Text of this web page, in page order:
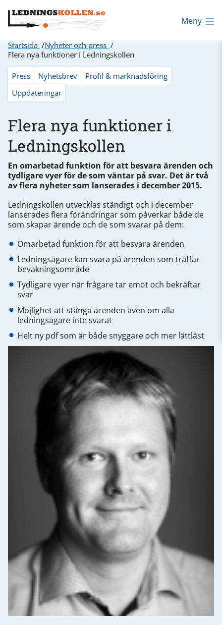
Meny
Startsida
Nyheter och press
Flera nya funktioner i Ledningskollen
Press Nyhetsbrev
Profil & marknadsföring
Uppdateringar
Flera nya funktioner i
Ledningskollen
En omarbetad funktion för att besvara ärenden och
tydligare vyer för de som väntar på svar. Det är två
av flera nyheter som lanserades i december 2015.
Ledningskollen utvecklas ständigt och i december
lanserades flera förändringar som påverkar både de
som skapar ärende och de som svarar på dem:
Omarbetad funktion för att besvara ärenden
Ledningsägare kan svara på ärenden som träffar
bevakningsområde
Tydligare vyer när frågare tar emot och bekräftar
svar
Möjlighet att stänga ärenden även om alla
ledningsägare inte svarat
Helt ny pdf som är både snyggare och mer lättläst